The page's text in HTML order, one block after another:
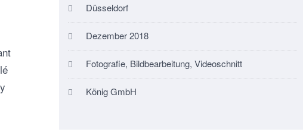
Düsseldorf
Dezember 2018
Fotografie, Bildbearbeitung, Videoschnitt
König GmbH